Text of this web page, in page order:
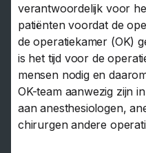
verantwoordelijk voor
patiënten voordat de
de operatiekamer (OK)
is het tijd voor de
mensen nodig en
OK-team aanwezig zijn
aan anesthesiologen,
chirurgen andere